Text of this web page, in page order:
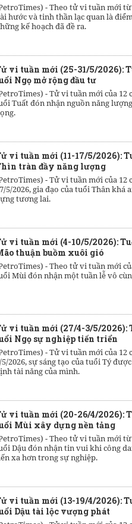
-Theo tử vi tuần mới từ
hước và tinh thần lạc quan là
kế hoạch đã đề ra.
vi tuần mới (25-31/5/2026):
Ngọ mở rộng đầu tư
-Tử vi tuần mới của 12
Tuất đón nhận nguồn năng
vi tuần mới (11-17/5/2026):
tràn đầy năng lượng
-Tử vi tuần mới của 12
5/2026, gia đạo của tuổi Thân
tương lai.
vi tuần mới (4-10/5/2026):
thuận buồm xuôi gió
-Theo tử vi tuần mới
Mùi đón nhận một tuần lễ vô
vi tuần mới (27/4-3/5/
Ngọ sự nghiệp tiến triển
-Tử vi tuần mới của 12
5/2026, sự sáng tạo của tuổi Tý
tài năng của mình.
vi tuần mới (20-26/4/2026):
Mùi xây dựng nền tảng
-Theo tử vi tuần mới từ
Dậu đón nhận tin vui khi công
xa hơn trong sự nghiệp.
vi tuần mới (13-19/4/2026):
Dậu tài lộc vượng phát